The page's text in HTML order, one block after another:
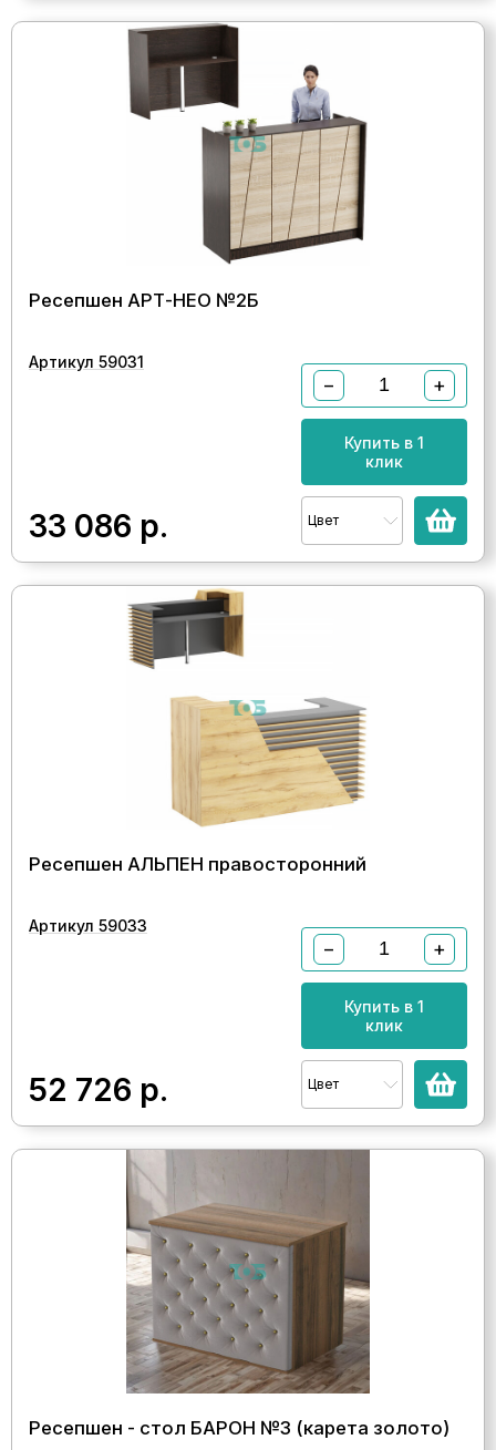
Ресепшен АРТ-НЕО №2Б
Артикул 59031
33 086 р.
− +
Купить в 1
клик
Цвет
Ресепшен АЛЬПЕН правосторонний
Артикул 59033
52 726 р.
− +
Купить в 1
клик
Цвет
Ресепшен - стол БАРОН №3 (карета золото)